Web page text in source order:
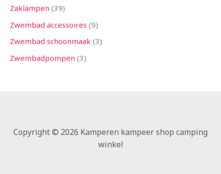
Zaklampen 39
Zwembad accessoires 9
Zwembad schoonmaak 3
Zwembadpompen 3
Copyright © 2026 Kamperen kampeer shop camping
winkel